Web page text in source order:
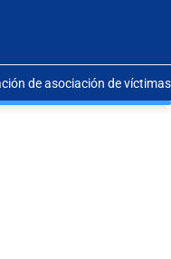
de asociación de